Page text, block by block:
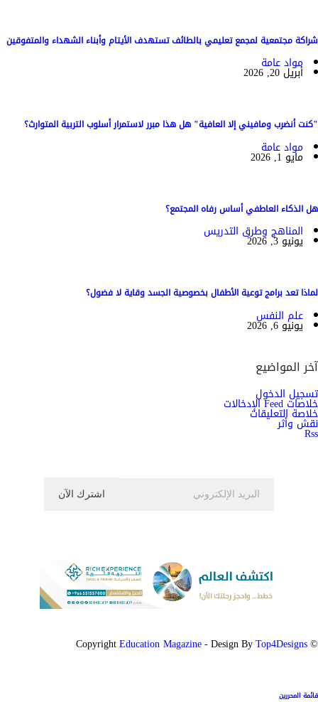
شراكة مجتمعية لمجمع تعليمي بالطائف تستهدف الأيتام وأبناء الشهداء والمتفوقين
مواد عامة
أبريل 20, 2026
"كنت أنضرب ومافيني إلا العافية" هل هذا مبرر لاستمرار أسلوب التربية المتوارث؟
مواد عامة
مايو 1, 2026
هل الذكاء العاطفي أساس رفاه المجتمع؟
المناهج وطرق التدريس
يونيو 3, 2026
لماذا تعد برامج توعية الأطفال بخصوصية الجسد وقاية لا فضول؟
علم النفس
يونيو 6, 2026
آخر المواضيع
تسجيل الدخول
خلاصات Feed الإدخالات
خلاصة التعليقات
نقش وأثر
Rss
© Copyright
Education Magazine - Design By Top4Designs
قائمة المحررين